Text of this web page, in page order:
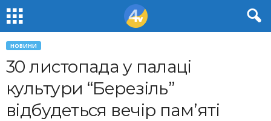
НОВИНИ
30 листопада у палаці
культури “Березіль”
відбудеться вечір пам’яті